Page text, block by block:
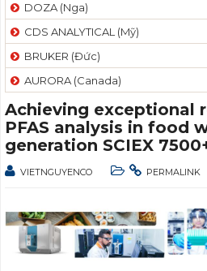
DOZA (Nga)
CDS ANALYTICAL (Mỹ)
BRUKER (Đức)
AURORA (Canada)
Achieving exceptional
PFAS analysis in food
generation SCIEX
VIETNGUYENCO PERMALINK